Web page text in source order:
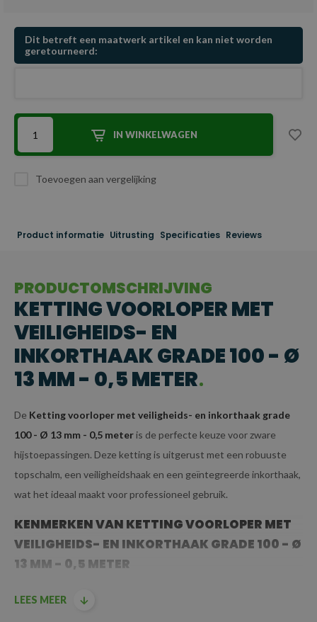
Dit betreft een maatwerk artikel en kan niet worden
geretourneerd:
IN WINKELWAGEN
Toevoegen aan vergelijking
Product informatie Uitrusting Specificaties Reviews
PRODUCTOMSCHRIJVING
KETTING VOORLOPER MET
VEILIGHEIDS- EN
INKORTHAAK GRADE 100 - Ø
13 MM - 0,5 METER
De Ketting voorloper met veiligheids- en inkorthaak grade
100 - Ø 13 mm - 0,5 meteris de perfecte keuze voor zware
hijstoepassingen. Deze ketting is uitgerust met een robuuste
topschalm, een veiligheidshaak en een geïntegreerde inkorthaak,
wat het ideaal maakt voor professioneel gebruik.
KENMERKEN VAN KETTING VOORLOPER MET
VEILIGHEIDS- EN INKORTHAAK GRADE 100 - Ø
13 MM - 0,5 METER
GRADE 100 KWALITEIT:
LEES MEER